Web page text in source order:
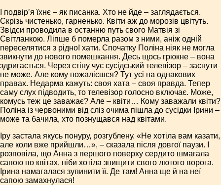
І подвір’я їхнє – як писанка. Хто не йде – заглядається.
Скрізь чистенько, гарненько. Квіти аж до морозів цвітуть.
Звідси проводила в останню путь свого Матвія зі
Світланкою. Ліпше б померла разом з ними, аніж одній
переселятися з рідної хати. Спочатку Поліна ніяк не могла
звикнути до нового помешкання. Десь щось грюкне – вона
здригається. Через стіну чує сусідський телевізор – заснути
не може. Але кому пожалієшся? Тут усі на однакових
правах. Недарма кажуть: своя хата – своя правда. Тепер
саму слух підводить, то телевізор голосно включає. Може,
комусь теж це заважає? Але – квіти… Кому заважали квіти?
Поліна із червоними від сліз очима пішла до сусідки Ірини –
може та бачила, хто познущався над квітами.
Іру застала якусь понуру, розгублену. «Не хотіла вам казати,
але коли вже прийшли…», – сказала після довгої паузи. І
розповіла, що Анна з першого поверху сердито шмагала
сапою по квітах, ніби хотіла знищити свого лютого ворога.
Ірина намагалася зупинити її. Де там! Анна ще й на неї
сапою замахнулася!